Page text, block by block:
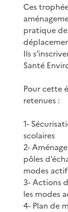
Ces
pratique
Ils
Santé
Pour cette
retenues :
1-
scolaires
2-
pôles
modes
3- Actions
les modes
4- Plan de